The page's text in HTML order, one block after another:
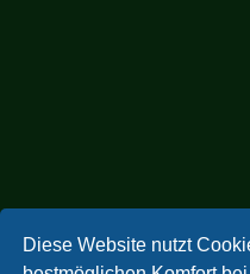
Diese Website nutzt